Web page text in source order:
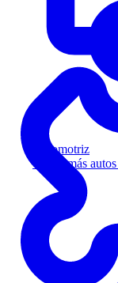
Automotriz
Venda más